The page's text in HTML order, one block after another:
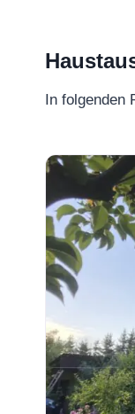
In folgenden